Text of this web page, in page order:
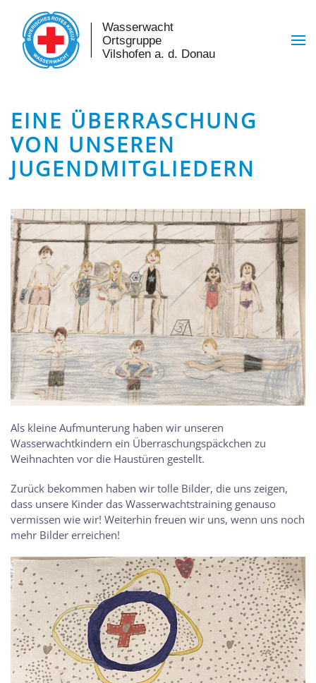
Skip to main content
EINE ÜBERRASCHUNG
VON UNSEREN
JUGENDMITGLIEDERN
Als kleine Aufmunterung haben wir unseren
Wasserwachtkindern ein Überraschungspäckchen zu
Weihnachten vor die Haustüren gestellt.
Zurück bekommen haben wir tolle Bilder, die uns zeigen,
dass unsere Kinder das Wasserwachtstraining genauso
vermissen wie wir! Weiterhin freuen wir uns, wenn uns noch
mehr Bilder erreichen!